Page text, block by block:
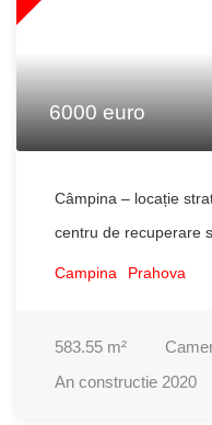
6000 euro
Câmpina – locație
centru de recuperare
Campina Prahova
583.55 m²
An constructie 2020